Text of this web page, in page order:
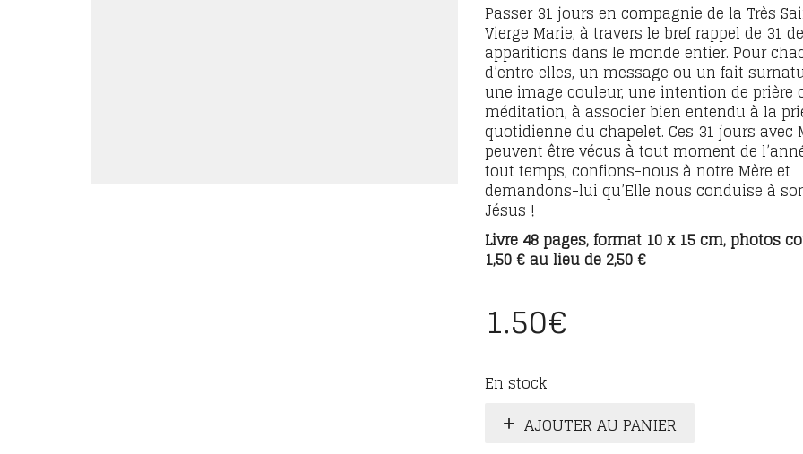
Passer 31 jours en compagnie de la Très
Vierge Marie, à travers le bref rappel de 31
apparitions dans le monde entier. Pour
d’entre elles, un message ou un fait
une image couleur, une intention de prière
méditation, à associer bien entendu à la
quotidienne du chapelet. Ces 31 jours avec
peuvent être vécus à tout moment de
tout temps, confions-nous à notre Mère et
demandons-lui qu’Elle nous conduise à
Jésus !
Livre 48 pages, format 10 x 15 cm, photos
1,50 € au lieu de 2,50 €
1.50€
En stock
AJOUTER AU PANIER